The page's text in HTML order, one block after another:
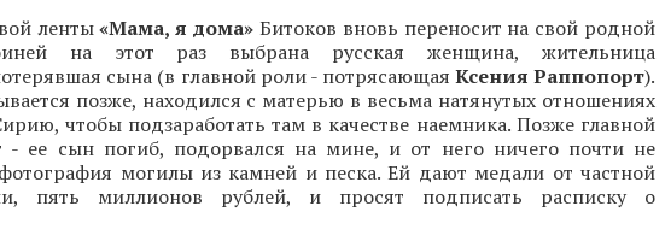
ленты«Мама, я дома» Битоков вновь переносит на свой родной
на этот раз выбрана русская женщина, жительница
сына (в главной роли - потрясающая Ксения Раппопорт).
позже, находился с матерью в весьма натянутых отношениях
чтобы подзаработать там в качестве наемника. Позже главной
- ее сын погиб, подорвался на мине, и от него ничего почти не
могилы из камней и песка. Ей дают медали от частной
пять миллионов рублей, и просят подписать расписку о